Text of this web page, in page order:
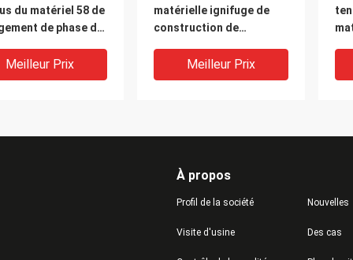
du matériel 58 de
de phase de
de l'énergie
construction
Meilleur Prix
matérielle ignifuge de
construction de
d'Aerogel de panneau de
fibres agglomérées pour
Meilleur Prix
À propos
Profil de la société
Visite d'usine
Nouvelles
Des cas